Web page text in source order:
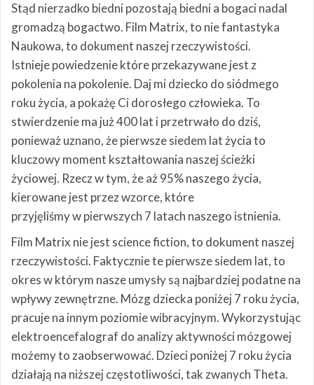
Stąd nierzadko biedni pozostają biedni a bogaci nadal
gromadzą bogactwo. Film Matrix, to nie fantastyka
Naukowa, to dokument naszej rzeczywistości.
Istnieje powiedzenie które przekazywane jest z
pokolenia na pokolenie. Daj mi dziecko do siódmego
roku życia, a pokażę Ci dorosłego człowieka. To
stwierdzenie ma już 400 lat i przetrwało do dziś,
ponieważ uznano, że pierwsze siedem lat życia to
kluczowy moment kształtowania naszej ścieżki
życiowej. Rzecz w tym, że aż 95% naszego życia,
kierowane jest przez wzorce, które
przyjęliśmy w pierwszych 7 latach naszego istnienia.
Film Matrix nie jest science fiction, to dokument naszej
rzeczywistości. Faktycznie te pierwsze siedem lat, to
okres w którym nasze umysły są najbardziej podatne na
wpływy zewnętrzne. Mózg dziecka poniżej 7 roku życia,
pracuje na innym poziomie wibracyjnym. Wykorzystując
elektroencefalograf do analizy aktywności mózgowej
możemy to zaobserwować. Dzieci poniżej 7 roku życia
działają na niższej częstotliwości, tak zwanych Theta.